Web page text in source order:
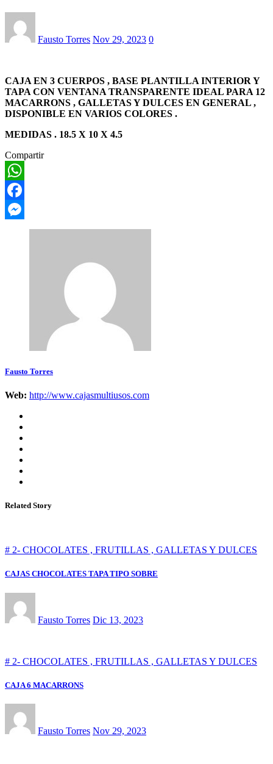
Fausto Torres Nov 29, 2023 0
CAJA EN 3 CUERPOS , BASE PLANTILLA INTERIOR Y
TAPA CON VENTANA TRANSPARENTE IDEAL PARA 12
MACARRONS , GALLETAS Y DULCES EN GENERAL ,
DISPONIBLE EN VARIOS COLORES .
MEDIDAS . 18.5 X 10 X 4.5
Compartir
WhatsApp
Facebook
Messenger
Fausto Torres
Web: http://www.cajasmultiusos.com
Related Story
# 2- CHOCOLATES , FRUTILLAS , GALLETAS Y DULCES
CAJAS CHOCOLATES TAPA TIPO SOBRE
Fausto Torres Dic 13, 2023
# 2- CHOCOLATES , FRUTILLAS , GALLETAS Y DULCES
CAJA 6 MACARRONS
Fausto Torres Nov 29, 2023